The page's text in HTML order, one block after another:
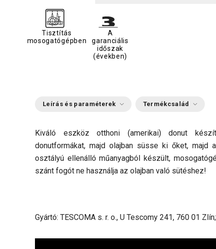
Tisztítás
mosogatógépben
A
garanciális
időszak
(években)
Leírás és paraméterek Termékcsalád
Kiváló eszköz otthoni (amerikai) donut
donutformákat, majd olajban süsse ki őket, majd
osztályú ellenálló műanyagból készült,
szánt fogót ne használja az olajban való sütéshez!
Gyártó: TESCOMA s. r. o., U Tescomy 241, 760 01 Zlín;